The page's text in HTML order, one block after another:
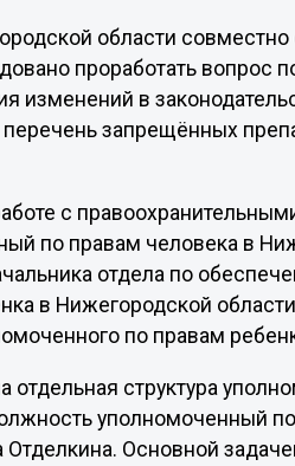
области
проработать вопрос
изменений в
запрещённых
с
по правам человека в
отдела по
в Нижегородской
по правам
структура
уполномоченный
Основной